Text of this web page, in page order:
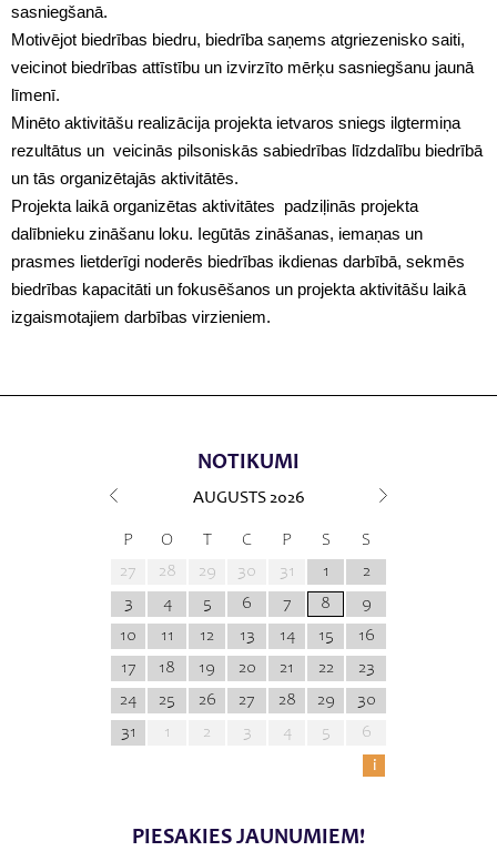
sasniegšanā.
Motivējot biedrības biedru, biedrība saņems atgriezenisko saiti,
veicinot biedrības attīstību un izvirzīto mērķu sasniegšanu jaunā
līmenī.
Minēto aktivitāšu realizācija projekta ietvaros sniegs ilgtermiņa
rezultātus un veicinās pilsoniskās sabiedrības līdzdalību biedrībā
un tās organizētajās aktivitātēs.
Projekta laikā organizētas aktivitātes padziļinās projekta
dalībnieku zināšanu loku. Iegūtās zināšanas, iemaņas un
prasmes lietderīgi noderēs biedrības ikdienas darbībā, sekmēs
biedrības kapacitāti un fokusēšanos un projekta aktivitāšu laikā
izgaismotajiem darbības virzieniem.
NOTIKUMI
AUGUSTS 2026
P O T C P S
S
27
28 29 30 31 1
2
3
4 5 6 7 8
9
10
11 12 13 14 15
16
17
18 19 20 21 22
23
24
25 26 27 28 29
30
31
1 2 3 4 5
6
i
PIESAKIES JAUNUMIEM!